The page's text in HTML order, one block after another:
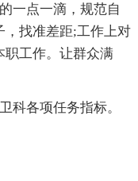
一点一滴，规范自
，找准差距;工作上对
职工作。让群众满
科各项任务指标。